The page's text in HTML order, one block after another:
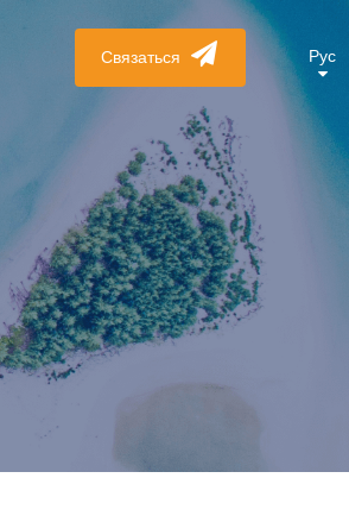
Связаться Рус